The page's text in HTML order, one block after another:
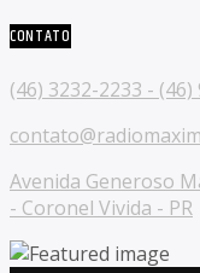
CONTATO
(46) 3232-2233 - (46)
Avenida Generoso
- Coronel Vivida - PR